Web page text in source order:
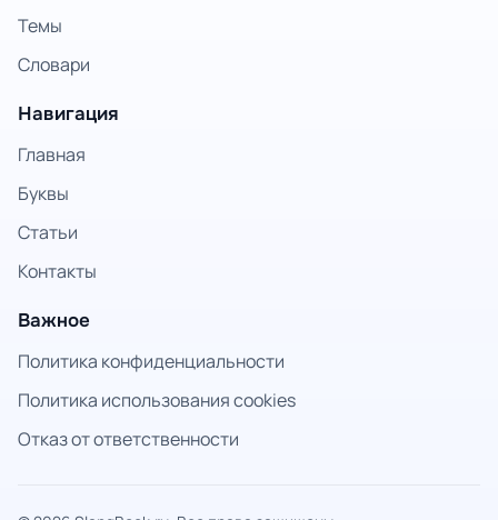
Темы
Словари
Навигация
Главная
Буквы
Статьи
Контакты
Важное
Политика конфиденциальности
Политика использования cookies
Отказ от ответственности